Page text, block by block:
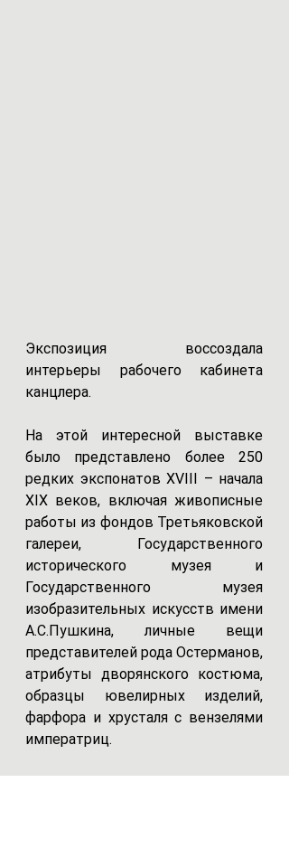
Экспозиция воссоздала
интерьеры рабочего кабинета
канцлера.
На этой интересной выставке
было представлено более 250
редких экспонатов XVIII – начала
XIX веков, включая живописные
работы из фондов Третьяковской
галереи, Государственного
исторического музея и
Государственного музея
изобразительных искусств имени
А.С.Пушкина, личные вещи
представителей рода Остерманов,
атрибуты дворянского костюма,
образцы ювелирных изделий,
фарфора и хрусталя с вензелями
императриц.